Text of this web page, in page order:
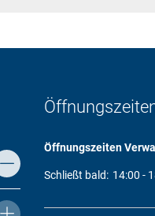
Öffnungszeiten
Klicken, um weitere
Schließt bald: 14:00 -